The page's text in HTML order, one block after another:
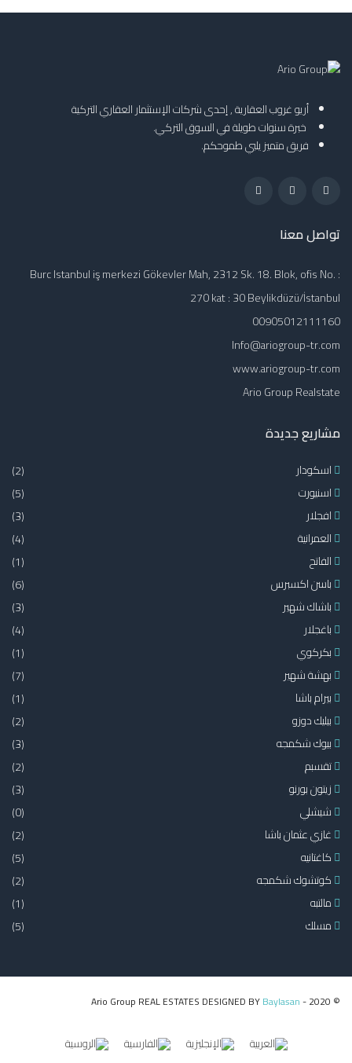
أريو غروب العقارية , إحدى شركات الإستثمار العقاري التركية
خبرة سنوات طويلة في السوق التركي.
فريق متميز يلبي طموحكم.
تواصل معنا
Burc Istanbul iş merkezi Gökevler Mah, 2312 Sk. 18. Blok, ofis No. :
270 kat : 30 Beylikdüzü/İstanbul
00905012111160
Info@ariogroup-tr.com
www.ariogroup-tr.com
Ario Group Realstate
مشاريع جديدة
اسكودار
(2)
اسنيورت
(5)
افجلار
(3)
العمرانية
(4)
الفاتح
(1)
باسن اكسبرس
(6)
باشاك شهير
(3)
باغجلار
(4)
بكركوي
(1)
بهشة شهير
(7)
بيرام باشا
(1)
بيليك دوزو
(2)
بيوك شكمجه
(3)
تقسبم
(2)
زيتون بورنو
(3)
شيشلي
(0)
غازي عثمان باشا
(2)
كاغتانيه
(5)
كوتشوك شكمجه
(2)
مالتبه
(1)
مسلك
(5)
© 2020 - Ario Group REAL ESTATES DESIGNED BY
Baylasan